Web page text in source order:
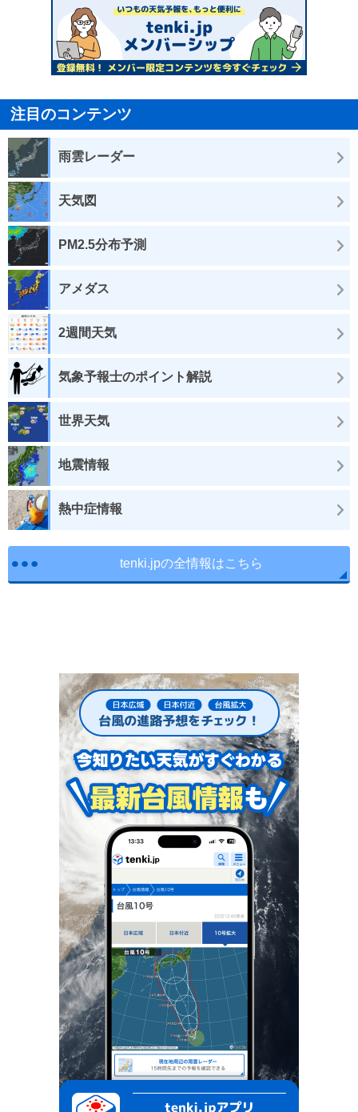
注目のコンテンツ
雨雲レーダー
天気図
PM2.5分布予測
アメダス
2週間天気
気象予報士のポイント解説
世界天気
地震情報
熱中症情報
tenki.jpの全情報はこちら